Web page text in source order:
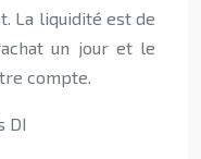
La liquidité est de
un jour et le
compte.
DI